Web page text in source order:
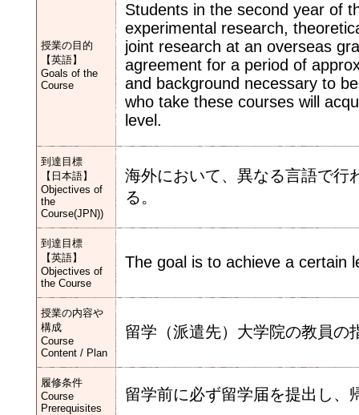
授業の目的
【英語】
Goals of the
Course
Students in the second year of
experimental research,
joint research at an overseas
agreement for a period of
and background necessary to
who take these courses will
level.
到達目標
【日本語】
Objectives of
the
Course(JPN))
海外において、異なる言語で行
る。
到達目標
【英語】
Objectives of
the Course
The goal is to achieve a certain
授業の内容や
構成
Course
Content / Plan
留学（派遣先）大学院の教員の
履修条件
Course
Prerequisites
留学前に必ず留学届を提出し、